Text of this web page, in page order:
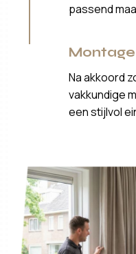
passend
Na akkoord
vakkundige
een stijlvol